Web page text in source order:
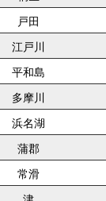
戸田
江戸川
平和島
多摩川
浜名湖
蒲郡
常滑